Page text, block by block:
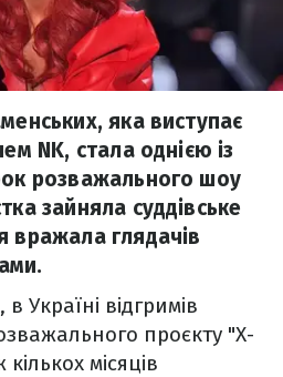
яка виступає
NK, стала однією із
розважального шоу
зайняла суддівське
вражала глядачів
Україні відгримів
проєкту "Х-
місяців